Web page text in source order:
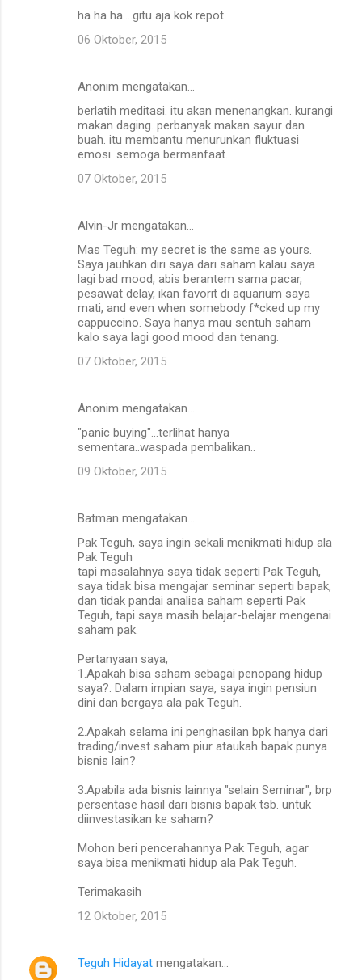
ha ha ha....gitu aja kok repot
06 Oktober, 2015
Anonim mengatakan…
berlatih meditasi. itu akan menenangkan. kurangi
makan daging. perbanyak makan sayur dan
buah. itu membantu menurunkan fluktuasi
emosi. semoga bermanfaat.
07 Oktober, 2015
Alvin-Jr mengatakan…
Mas Teguh: my secret is the same as yours.
Saya jauhkan diri saya dari saham kalau saya
lagi bad mood, abis berantem sama pacar,
pesawat delay, ikan favorit di aquarium saya
mati, and even when somebody f*cked up my
cappuccino. Saya hanya mau sentuh saham
kalo saya lagi good mood dan tenang.
07 Oktober, 2015
Anonim mengatakan…
"panic buying"...terlihat hanya
sementara..waspada pembalikan..
09 Oktober, 2015
Batman mengatakan…
Pak Teguh, saya ingin sekali menikmati hidup ala
Pak Teguh
tapi masalahnya saya tidak seperti Pak Teguh,
saya tidak bisa mengajar seminar seperti bapak,
dan tidak pandai analisa saham seperti Pak
Teguh, tapi saya masih belajar-belajar mengenai
saham pak.
Pertanyaan saya,
1.Apakah bisa saham sebagai penopang hidup
saya?. Dalam impian saya, saya ingin pensiun
dini dan bergaya ala pak Teguh.
2.Apakah selama ini penghasilan bpk hanya dari
trading/invest saham piur ataukah bapak punya
bisnis lain?
3.Apabila ada bisnis lainnya "selain Seminar", brp
persentase hasil dari bisnis bapak tsb. untuk
diinvestasikan ke saham?
Mohon beri pencerahannya Pak Teguh, agar
saya bisa menikmati hidup ala Pak Teguh.
Terimakasih
12 Oktober, 2015
Teguh Hidayat mengatakan…